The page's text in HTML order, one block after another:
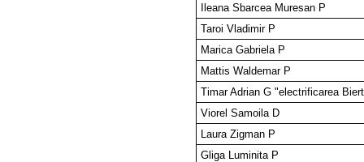
Ileana Sbarcea Muresan P
Taroi Vladimir P
Marica Gabriela P
Mattis Waldemar P
Timar Adrian G "electrificarea
Viorel Samoila D
Laura Zigman P
Gliga Luminita P